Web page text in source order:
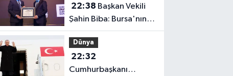
22:38
Şahin Biba: Bursa'nın
geleceğini bütüncül
anlayışla planlıyoruz
Dünya
22:32
Cumhurbaşkanı